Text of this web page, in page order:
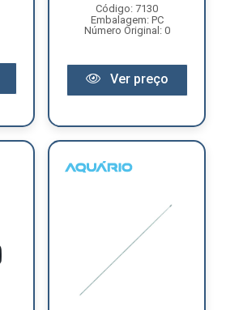
Código: 7130
Embalagem: PC
Número Original: 0
Ver preço